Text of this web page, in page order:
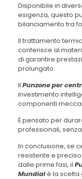
Disponibile in
esigenza, questo
bilanciamento tra
Il trattamento
conferisce al
di garantire
prolungato.
Il Punzone per
investimento
componenti
È pensato per
professionali,
In conclusione, se
resistente e
dalle prime fasi, il
Mundialè la scelta